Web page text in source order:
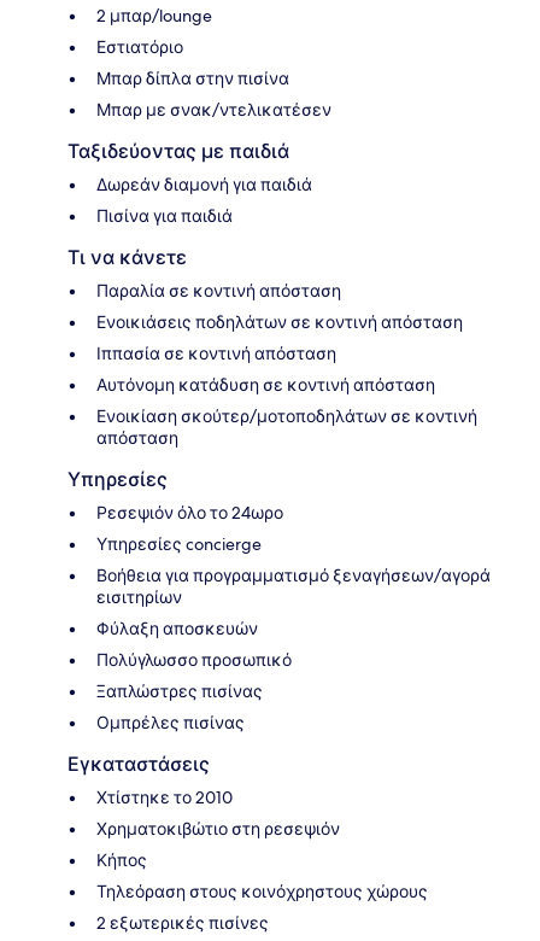
2 μπαρ/lounge
Εστιατόριο
Μπαρ δίπλα στην πισίνα
Μπαρ με σνακ/ντελικατέσεν
Ταξιδεύοντας με παιδιά
Δωρεάν διαμονή για παιδιά
Πισίνα για παιδιά
Τι να κάνετε
Παραλία σε κοντινή απόσταση
Ενοικιάσεις ποδηλάτων σε κοντινή απόσταση
Ιππασία σε κοντινή απόσταση
Αυτόνομη κατάδυση σε κοντινή απόσταση
Ενοικίαση σκούτερ/μοτοποδηλάτων σε κοντινή
απόσταση
Υπηρεσίες
Ρεσεψιόν όλο το 24ωρο
Υπηρεσίες concierge
Βοήθεια για προγραμματισμό ξεναγήσεων/αγορά
εισιτηρίων
Φύλαξη αποσκευών
Πολύγλωσσο προσωπικό
Ξαπλώστρες πισίνας
Ομπρέλες πισίνας
Εγκαταστάσεις
Χτίστηκε το 2010
Χρηματοκιβώτιο στη ρεσεψιόν
Κήπος
Τηλεόραση στους κοινόχρηστους χώρους
2 εξωτερικές πισίνες